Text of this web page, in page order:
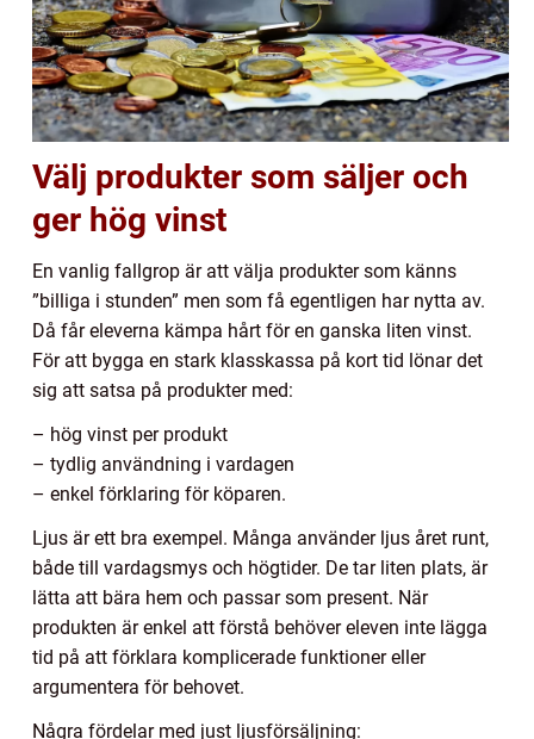
Välj produkter som säljer och
ger hög vinst
En vanlig fallgrop är att välja produkter som känns
”billiga i stunden” men som få egentligen har nytta av.
Då får eleverna kämpa hårt för en ganska liten vinst.
För att bygga en stark klasskassa på kort tid lönar det
sig att satsa på produkter med:
– hög vinst per produkt
– tydlig användning i vardagen
– enkel förklaring för köparen.
Ljus är ett bra exempel. Många använder ljus året runt,
både till vardagsmys och högtider. De tar liten plats, är
lätta att bära hem och passar som present. När
produkten är enkel att förstå behöver eleven inte lägga
tid på att förklara komplicerade funktioner eller
argumentera för behovet.
Några fördelar med just ljusförsäljning: